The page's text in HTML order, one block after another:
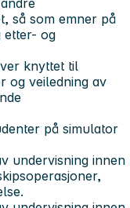
så som emner på
etter- og
knyttet til
og veiledning av
på simulator
undervisning innen